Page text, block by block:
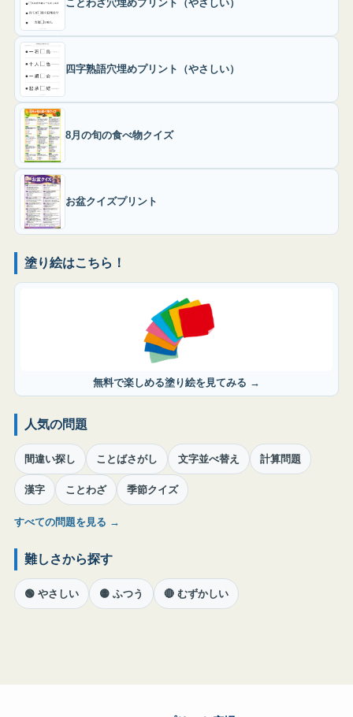
ことわざ穴埋めプリント（やさしい）
四字熟語穴埋めプリント（やさしい）
8月の旬の食べ物クイズ
お盆クイズプリント
塗り絵はこちら！
無料で楽しめる塗り絵を見てみる →
人気の問題
間違い探し ことばさがし 文字並べ替え 計算問題
漢字 ことわざ 季節クイズ
すべての問題を見る →
難しさから探す
🟢 やさしい 🟡 ふつう 🔴 むずかしい